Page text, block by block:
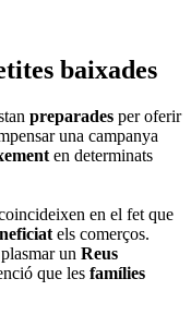
baixades
preparades per oferir
una campanya
en determinats
en el fet que
els comerços.
un Reus
que les famílies